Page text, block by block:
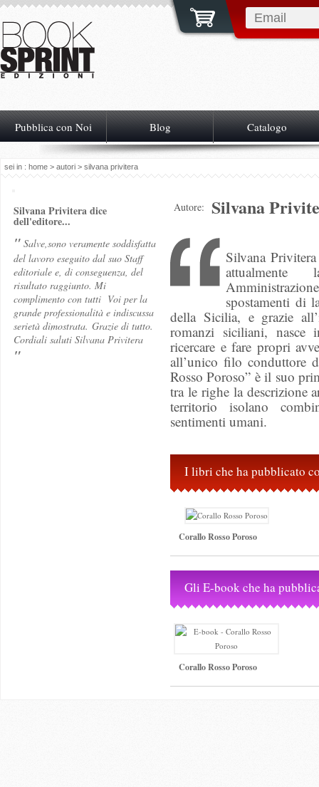
Pubblica con Noi Blog Catalogo
sei in : home > autori > silvana privitera
Silvana Privitera dice
dell'editore...
" Salve,sono veramente soddisfatta
del lavoro eseguito dal suo Staff
editoriale e, di conseguenza, del
risultato raggiunto. Mi
complimento con tutti Voi per la
grande professionalità e indiscussa
serietà dimostrata. Grazie di tutto.
Cordiali saluti Silvana Privitera
"
Autore: Silvana
Silvana
spostamenti di
della Sicilia, e grazie
romanzi siciliani, nasce
ricercare e fare propri
all’unico filo conduttore
Rosso Poroso” è il suo
tra le righe la descrizione
territorio isolano
sentimenti umani.
I libri che ha pubblicato
Corallo Rosso Poroso
Gli E-book che ha
Corallo Rosso Poroso